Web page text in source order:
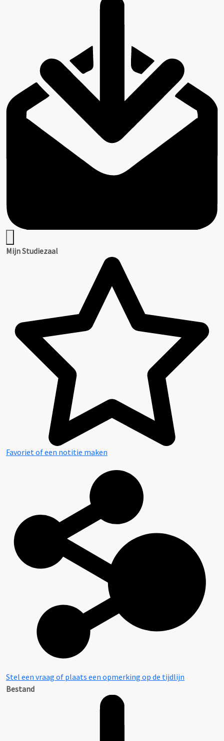
Mijn Studiezaal
Favoriet of een notitie maken
Stel een vraag of plaats een opmerking op de tijdlijn
Bestand